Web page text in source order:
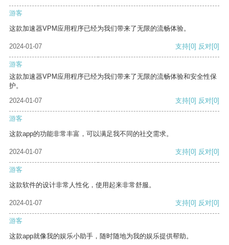
游客
这款加速器VPM应用程序已经为我们带来了无限的流畅体验。
2024-01-07 支持[0] 反对[0]
游客
这款加速器VPM应用程序已经为我们带来了无限的流畅体验和安全性保
护。
2024-01-07
支持[0] 反对[0]
游客
这款app的功能非常丰富，可以满足我不同的社交需求。
2024-01-07 支持[0] 反对[0]
游客
这款软件的设计非常人性化，使用起来非常舒服。
2024-01-07 支持[0] 反对[0]
游客
这款app就像我的娱乐小助手，随时随地为我的娱乐提供帮助。